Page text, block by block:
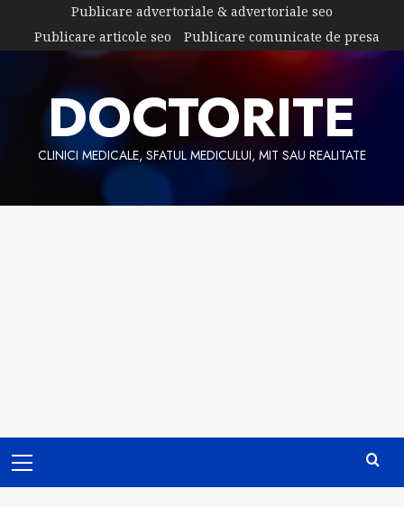
content
Publicare advertoriale & advertoriale seo
Publicare articole seo
Publicare comunicate de presa
DOCTORITE
CLINICI MEDICALE, SFATUL MEDICULUI, MIT SAU REALITATE
Menu